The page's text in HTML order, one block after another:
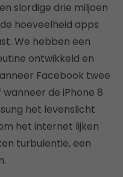
slordige drie miljoen
hoeveelheid apps
We hebben een
ontwikkeld en
Facebook twee
de iPhone 8
het levenslicht
het internet lijken
turbulentie, een